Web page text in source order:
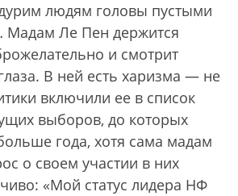
людям головы пустыми
Ле Пен держится
и смотрит
В ней есть харизма — не
включили ее в список
выборов, до которых
года, хотя сама мадам
о своем участии в них
«Мой статус лидера НФ